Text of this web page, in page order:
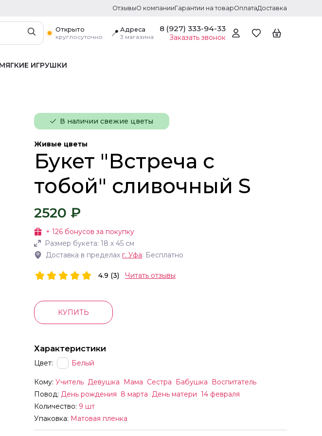
ОтзывыО компанииГарантии на товарОплатаДоставка
Открыто
круглосуточно
📍 Адреса
3 магазина
8 (927) 333-94-33
Заказать звонок
МЯГКИЕ ИГРУШКИ
В наличии свежие цветы
Живые цветы
Букет "Встреча с
тобой" сливочный S
2520 ₽
+ 126 бонусов за покупку
Размер букета: 18 х 45 см
Доставка в пределах г. Уфа: Бесплатно
4.9 (3) Читать отзывы
КУПИТЬ
Характеристики
Цвет: Белый
Кому: Учитель Девушка Мама Сестра Бабушка
Воспитатель
Повод: День рождения 8 марта День матери 14 февраля
Количество: 9 шт
Упаковка: Матовая пленка